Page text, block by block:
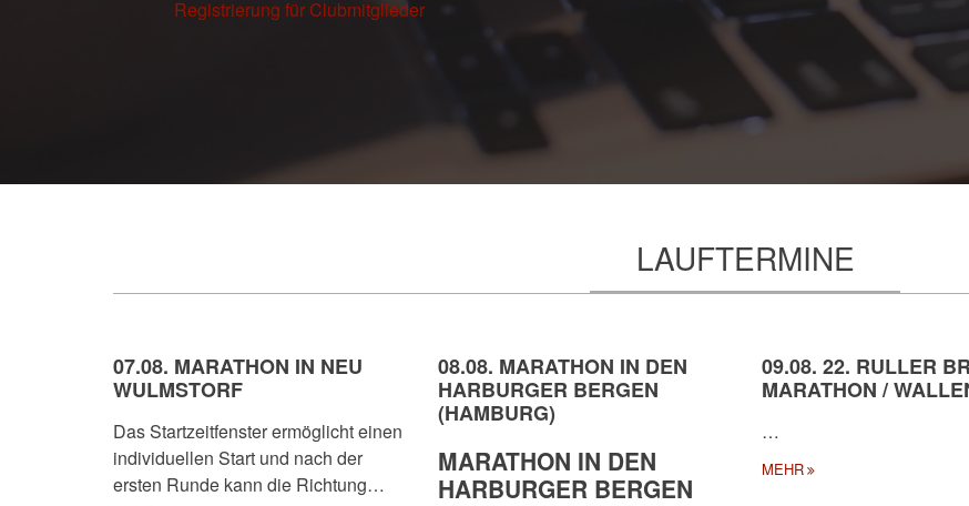
Registrierung für Clubmitglieder
LAUFTERMINE
07.08. MARATHON IN NEU
WULMSTORF
Das Startzeitfenster ermöglicht einen
individuellen Start und nach der
ersten Runde kann die Richtung…
08.08. MARATHON IN DEN
HARBURGER BERGEN
(HAMBURG)
MARATHON IN DEN
HARBURGER BERGEN
09.08. 22. RULLER
MARATHON /
…
MEHR